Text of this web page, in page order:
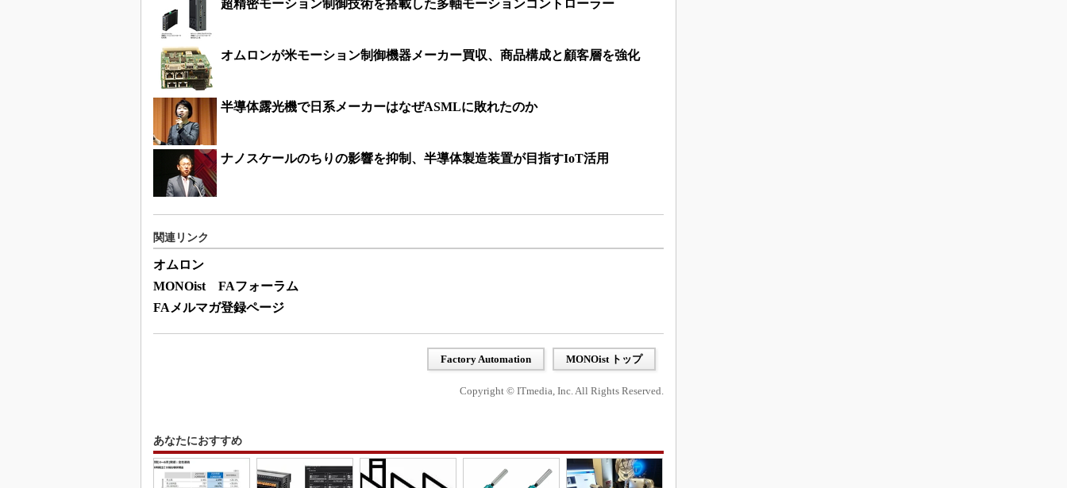
超精密モーション制御技術を搭載した多軸モーションコントローラー
オムロンが米モーション制御機器メーカー買収、商品構成と顧客層を強化
半導体露光機で日系メーカーはなぜASMLに敗れたのか
ナノスケールのちりの影響を抑制、半導体製造装置が目指すIoT活用
関連リンク
オムロン
MONOist FAフォーラム
FAメルマガ登録ページ
Factory Automation MONOist トップ
Copyright © ITmedia, Inc. All Rights Reserved.
あなたにおすすめ